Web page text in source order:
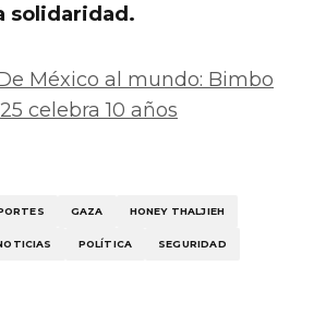
solidaridad.
México al mundo: Bimbo
celebra 10 años
GAZA HONEY THALJIEH
POLÍTICA SEGURIDAD